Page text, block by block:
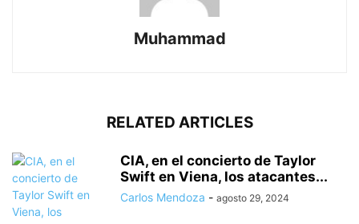
Muhammad
RELATED ARTICLES
CIA, en el concierto de Taylor
Swift en Viena, los atacantes...
Carlos Mendoza - agosto 29, 2024